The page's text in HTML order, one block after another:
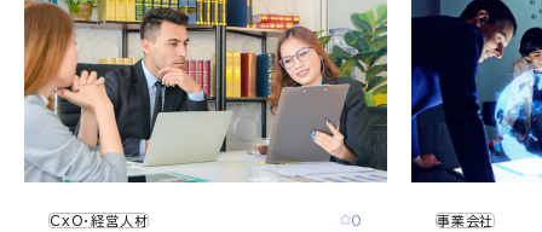
CxO・経営人材 0 事業会社